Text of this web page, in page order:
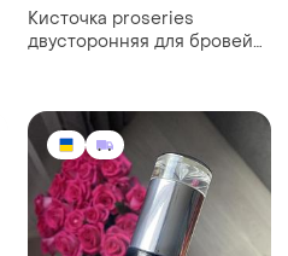
Кисточка proseries
двусторонняя для бровей